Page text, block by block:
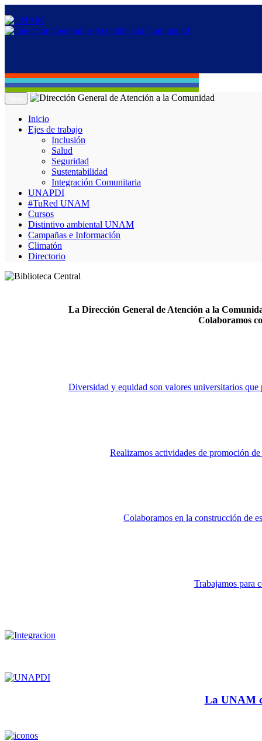
Inicio
Ejes de trabajo
Inclusión
Salud
Seguridad
Sustentabilidad
Integración Comunitaria
UNAPDI
#TuRed UNAM
Cursos
Distintivo ambiental UNAM
Campañas e Información
Climatón
Directorio
La Dirección General de Atención a la
Colaboramos
Diversidad y equidad son valores universitarios que
Realizamos actividades de promoción
Colaboramos en la construcción de
Trabajamos para
La UNAM